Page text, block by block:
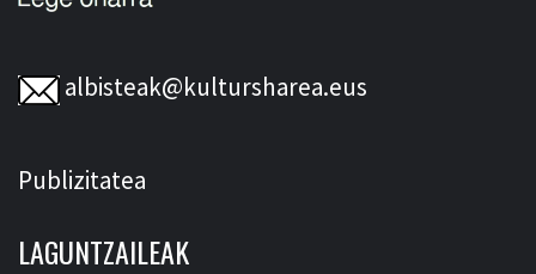
albisteak@kultursharea.eus
Publizitatea
LAGUNTZAILEAK